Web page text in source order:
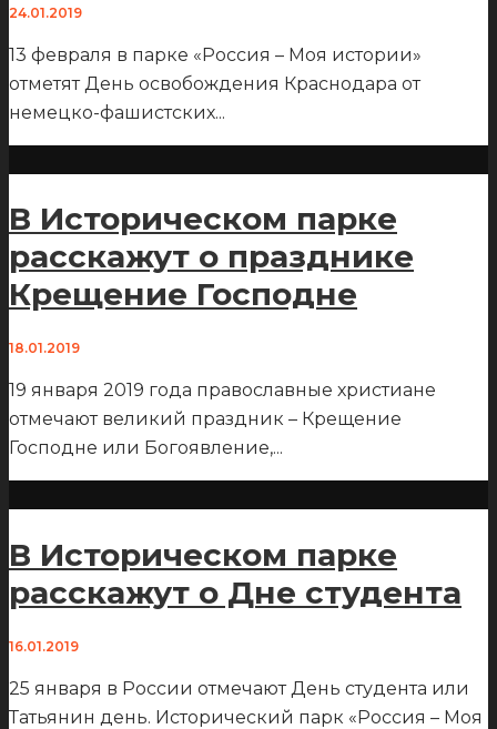
24.01.2019
13 февраля в парке «Россия – Моя истории»
отметят День освобождения Краснодара от
немецко-фашистских...
В Историческом парке
расскажут о празднике
Крещение Господне
18.01.2019
19 января 2019 года православные христиане
отмечают великий праздник – Крещение
Господне или Богоявление,...
В Историческом парке
расскажут о Дне студента
16.01.2019
25 января в России отмечают День студента или
Татьянин день. Исторический парк «Россия – Моя